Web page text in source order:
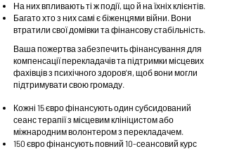
На них впливають ті ж події, що й на їхніх клієнтів.
Багато хто з них самі є біженцями війни. Вони
втратили свої домівки та фінансову стабільність.
Ваша пожертва забезпечить фінансування для
компенсації перекладачів та підтримки місцевих
фахівців з психічного здоров'я, щоб вони могли
підтримувати свою громаду.
Кожні 15 євро фінансують один субсидований
сеанс терапії з місцевим клініцистом або
міжнародним волонтером з перекладачем.
150 євро фінансують повний 10-сеансовий курс